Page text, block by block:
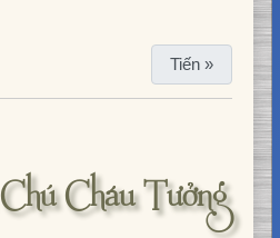
Tiến »
Cháu Tưởng